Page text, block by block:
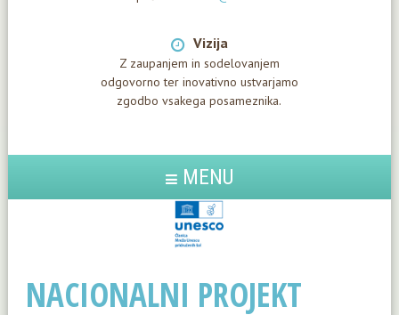
Vizija
Z zaupanjem in sodelovanjem
odgovorno ter inovativno ustvarjamo
zgodbo vsakega posameznika.
MENU
NACIONALNI PROJEKT